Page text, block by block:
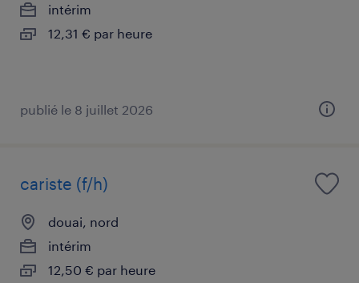
intérim
12,31 € par heure
publié le 8 juillet 2026
cariste (f/h)
douai, nord
intérim
12,50 € par heure